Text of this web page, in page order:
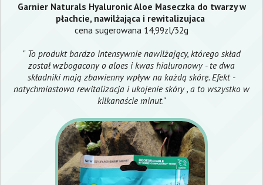
Garnier Naturals Hyaluronic Aloe Maseczka do twarzy w
płachcie, nawilżająca i rewitalizujaca
cena sugerowana 14,99zl/32g
" To produkt bardzo intensywnie nawilżający, którego skład
został wzbogacony o aloes i kwas hialuronowy - te dwa
składniki mają zbawienny wpływ na każdą skórę. Efekt -
natychmiastowa rewitalizacja i ukojenie skóry , a to wszystko w
kilkanaście minut."